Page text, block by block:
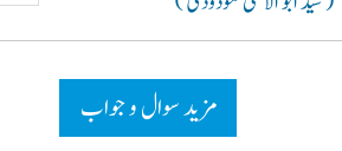
مزید سوال و جواب